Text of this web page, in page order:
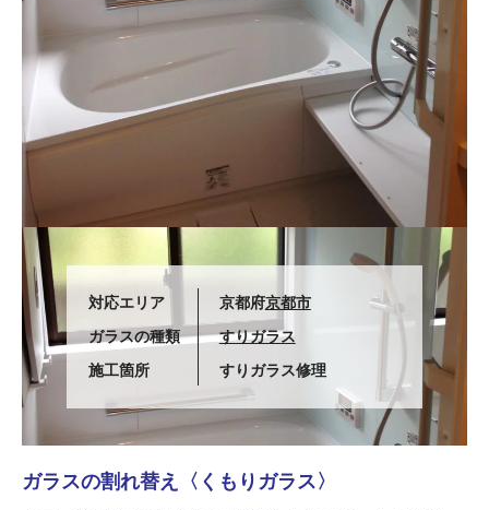
対応エリア 京都府京都市
ガラスの種類
すりガラス
施工箇所
すりガラス修理
ガラスの割れ替え〈くもりガラス〉